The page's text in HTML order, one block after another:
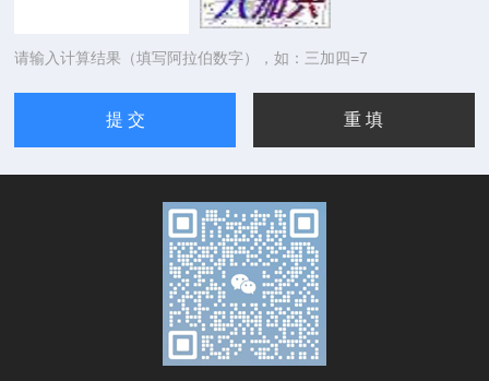
请输入计算结果（填写阿拉伯数字），如：三加四=7